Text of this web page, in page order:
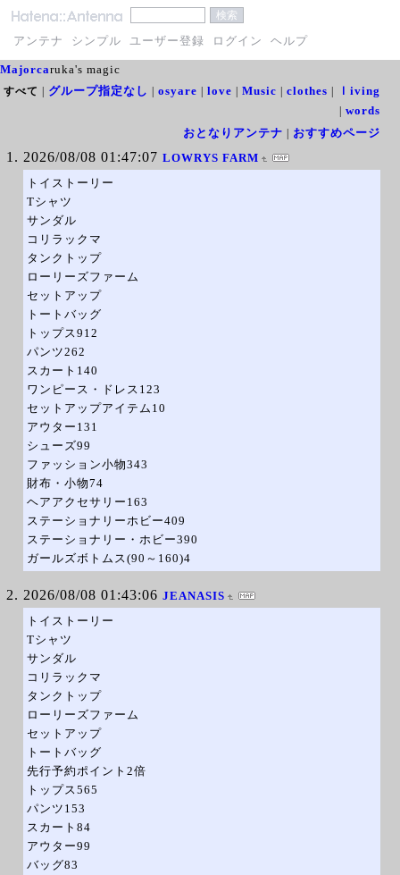
アンテナ シンプル ユーザー登録 ログイン ヘルプ
Majorcaruka's magic
すべて | グループ指定なし | osyare | love | Music | clothes | ｌiving
| words
おとなりアンテナ | おすすめページ
2026/08/08 01:47:07 LOWRYS FARM
トイストーリー
Tシャツ
サンダル
コリラックマ
タンクトップ
ローリーズファーム
セットアップ
トートバッグ
トップス912
パンツ262
スカート140
ワンピース・ドレス123
セットアップアイテム10
アウター131
シューズ99
ファッション小物343
財布・小物74
ヘアアクセサリー163
ステーショナリーホビー409
ステーショナリー・ホビー390
ガールズボトムス(90～160)4
2026/08/08 01:43:06 JEANASIS
トイストーリー
Tシャツ
サンダル
コリラックマ
タンクトップ
ローリーズファーム
セットアップ
トートバッグ
先行予約ポイント2倍
トップス565
パンツ153
スカート84
アウター99
バッグ83